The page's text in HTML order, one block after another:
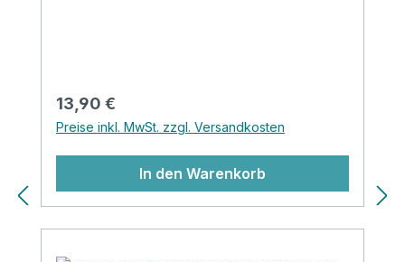
Regulärer Preis:
13,90 €
Preise inkl. MwSt. zzgl. Versandkosten
In den Warenkorb